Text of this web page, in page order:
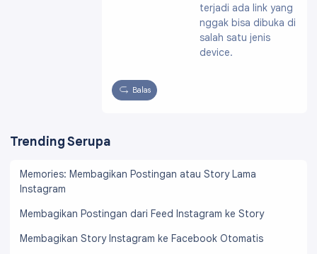
terjadi ada link yang
nggak bisa dibuka di
salah satu jenis
device.
Balas
Trending Serupa
Memories: Membagikan Postingan atau Story Lama
Instagram
Membagikan Postingan dari Feed Instagram ke Story
Membagikan Story Instagram ke Facebook Otomatis